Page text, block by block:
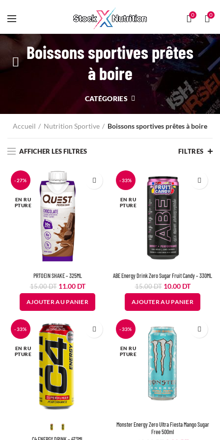
0 0
Boissons sportives prêtes
à boire
CATÉGORIES
Accueil Nutrition Sportive Boissons sportives prêtes à boire
AFFICHER LES FILTRES FILTRES
-27%
EN RU
PTURE
PRTOEIN SHAKE – 325ML
15.00DT Le
prix
initial
était :
DT.
11.00DTLe
prix
actuel
est :
DT.
AJOUTER AU PANIER
-33%
EN RU
PTURE
ABE Energy Drink Zero Sugar Fruit Candy – 330ML
15.00DT Le
prix
initial
était :
DT.
10.00DTLe
prix
actuel
est :
DT.
AJOUTER AU PANIER
-33%
EN RU
PTURE
-33%
EN RU
PTURE
Monster Energy Zero Ultra Fiesta Mango Sugar
Free 500ml